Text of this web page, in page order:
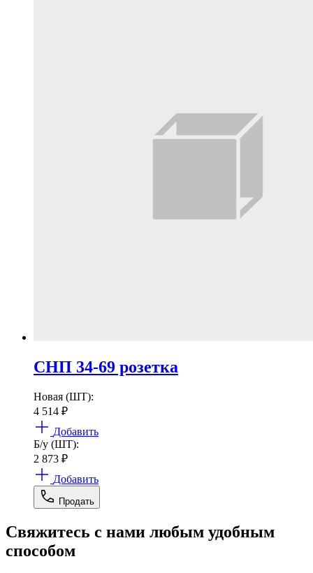
СНП 34-69 розетка
Новая (ШТ):
4 514 ₽
Добавить
Б/у (ШТ):
2 873 ₽
Добавить
Продать
Свяжитесь с нами любым удобным
способом